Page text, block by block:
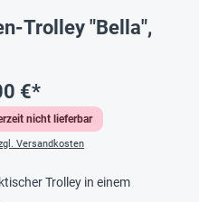
Trolley "Bella",
nicht lieferbar
€*
Versandkosten
Trolley in einem